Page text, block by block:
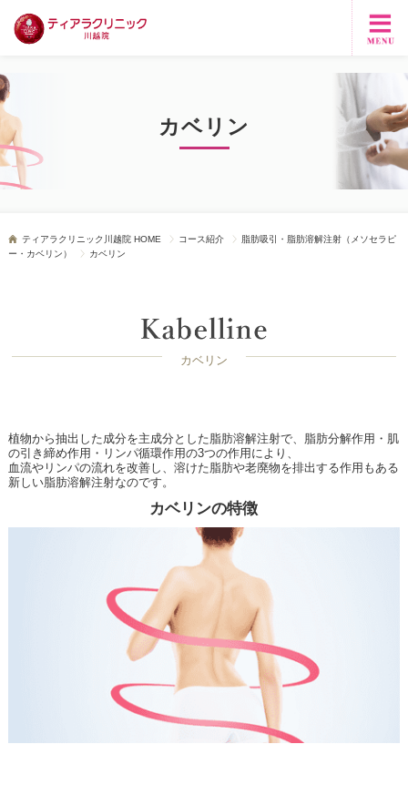
カベリン
ティアラクリニック川越院 HOME コース紹介
脂肪吸引・脂肪溶解注射（メソセラピ
ー・カベリン）
カベリン
カベリン
植物から抽出した成分を主成分とした脂肪溶解注射で、脂肪分解作用・肌
の引き締め作用・リンパ循環作用の3つの作用により、
血流やリンパの流れを改善し、溶けた脂肪や老廃物を排出する作用もある
新しい脂肪溶解注射なのです。
カベリンの特徴